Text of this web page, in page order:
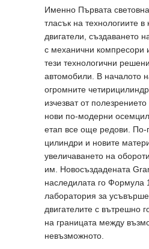
Именно Първата
тласък на технологиите в
двигатели, създаването
с механични компресори
тези технологични
автомобили. В началото
огромните
изчезват от
нови по-модерни
етап все още редови. По-
цилиндри и новите
увеличаването на
им. Новосъздадената
наследилата го Формула
лаборатория за
двигателите с вътрешно
на границата между
невъзможното.